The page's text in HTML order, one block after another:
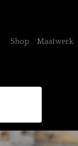
Shop Maatwerk